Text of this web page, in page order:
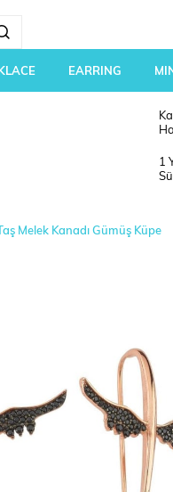
EARRING
1
Melek Kanadı Gümüş Küpe